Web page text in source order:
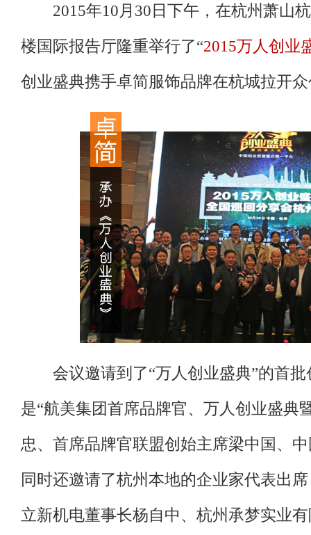
2015年10月30日下午，在杭州萧山
楼国际报告厅隆重举行了“2015万人创业
创业盛典携手卓简服饰品牌在杭城拉开
会议邀请到了“万人创业盛典”的首批
是“航美集团首席品牌官、万人创业盛典
忠、首席品牌官联盟创始主席梁中国、
同时还邀请了杭州本地的企业家代表出
立新机电董事长杨自中、杭州承梦实业